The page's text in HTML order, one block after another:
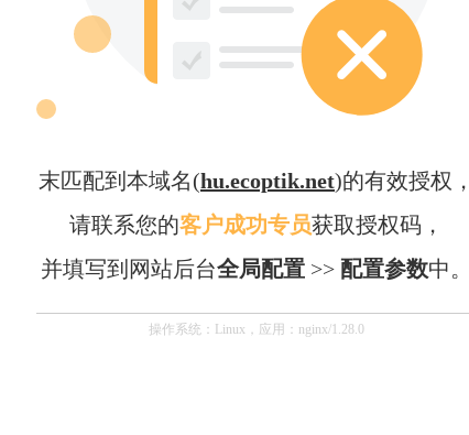
末匹配到本域名(hu.ecoptik.net)的有效授权，
请联系您的客户成功专员获取授权码，
并填写到网站后台全局配置 >> 配置参数中。
操作系统：Linux，应用：nginx/1.28.0